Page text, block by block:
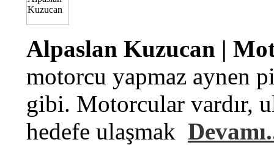
Alpaslan Kuzucan |
motorcu yapmaz aynen
gibi. Motorcular vardır,
hedefe ulaşmak